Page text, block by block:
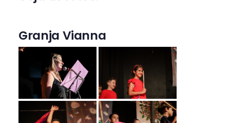
Granja Vianna